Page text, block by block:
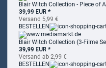
Blair Witch Collection - Piece of
39,99 EUR *
Versand 5,99 €
BESTELLEN
Blair Witch Collection (3-Filme
39,99 EUR *
Versand ab 2,99 €
BESTELLEN